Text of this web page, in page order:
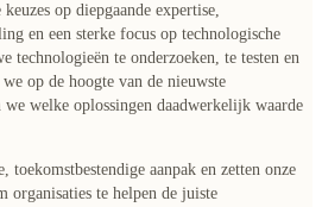
op diepgaande expertise,
en een sterke focus op technologische
technologieën te onderzoeken, te testen en
op de hoogte van de nieuwste
welke oplossingen daadwerkelijk waarde
toekomstbestendige aanpak en zetten onze
organisaties te helpen de juiste